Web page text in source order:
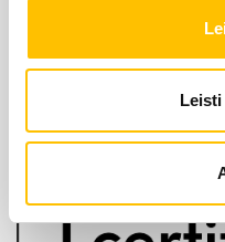
SĪKDATŅU
SĪKDATŅU